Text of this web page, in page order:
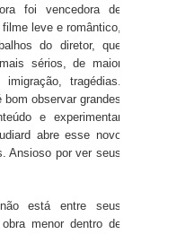
foi vencedora de
leve e romântico,
do diretor, que
sérios, de maior
tragédias.
observar grandes
e experimentar
abre esse novo
Ansioso por ver seus
está entre seus
menor dentro de